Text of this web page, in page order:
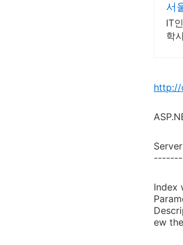
서
IT
학
http://
Index
ew